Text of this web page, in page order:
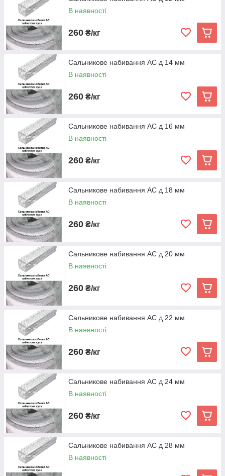
В наявності
260 ₴/кг
Сальникове набивання АС д 14 мм
В наявності
260 ₴/кг
Сальникове набивання АС д 16 мм
В наявності
260 ₴/кг
Сальникове набивання АС д 18 мм
В наявності
260 ₴/кг
Сальникове набивання АС д 20 мм
В наявності
260 ₴/кг
Сальникове набивання АС д 22 мм
В наявності
260 ₴/кг
Сальникове набивання АС д 24 мм
В наявності
260 ₴/кг
Сальникове набивання АС д 28 мм
В наявності